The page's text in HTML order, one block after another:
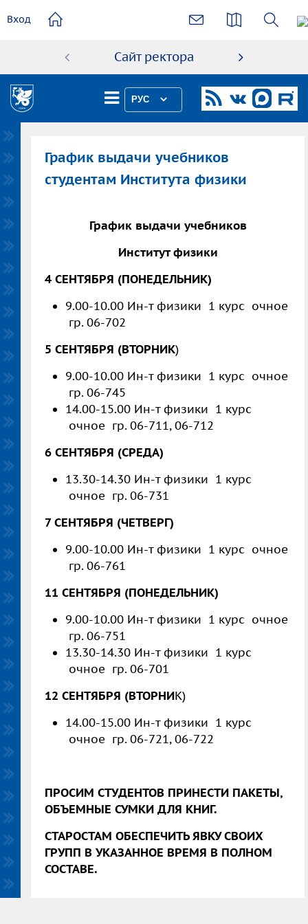
содержанию
Вход
Сайт ректора
РУС
График выдачи учебников
студентам Института физики
График выдачи учебников
Институт физики
4 СЕНТЯБРЯ (ПОНЕДЕЛЬНИК)
9.00-10.00 Ин-т физики 1 курс очное
гр. 06-702
5 СЕНТЯБРЯ (ВТОРНИК)
9.00-10.00 Ин-т физики 1 курс очное
гр. 06-745
14.00-15.00 Ин-т физики 1 курс
очное гр. 06-711, 06-712
6 СЕНТЯБРЯ (СРЕДА)
13.30-14.30 Ин-т физики 1 курс
очное гр. 06-731
7 СЕНТЯБРЯ (ЧЕТВЕРГ)
9.00-10.00 Ин-т физики 1 курс очное
гр. 06-761
11 СЕНТЯБРЯ (ПОНЕДЕЛЬНИК)
9.00-10.00 Ин-т физики 1 курс очное
гр. 06-751
13.30-14.30 Ин-т физики 1 курс
очное гр. 06-701
12 СЕНТЯБРЯ (ВТОРНИК)
14.00-15.00 Ин-т физики 1 курс
очное гр. 06-721, 06-722
ПРОСИМ СТУДЕНТОВ ПРИНЕСТИ ПАКЕТЫ,
ОБЪЕМНЫЕ СУМКИ ДЛЯ КНИГ.
СТАРОСТАМ ОБЕСПЕЧИТЬ ЯВКУ СВОИХ
ГРУПП В УКАЗАННОЕ ВРЕМЯ В ПОЛНОМ
СОСТАВЕ.